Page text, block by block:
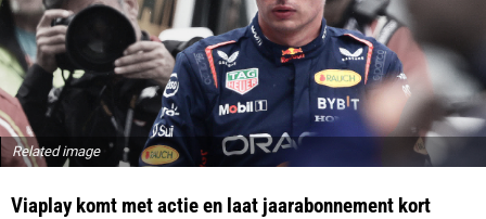
Related image
Viaplay komt met actie en laat jaarabonnement kort